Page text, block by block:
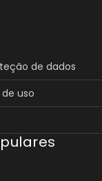
de dados
uso